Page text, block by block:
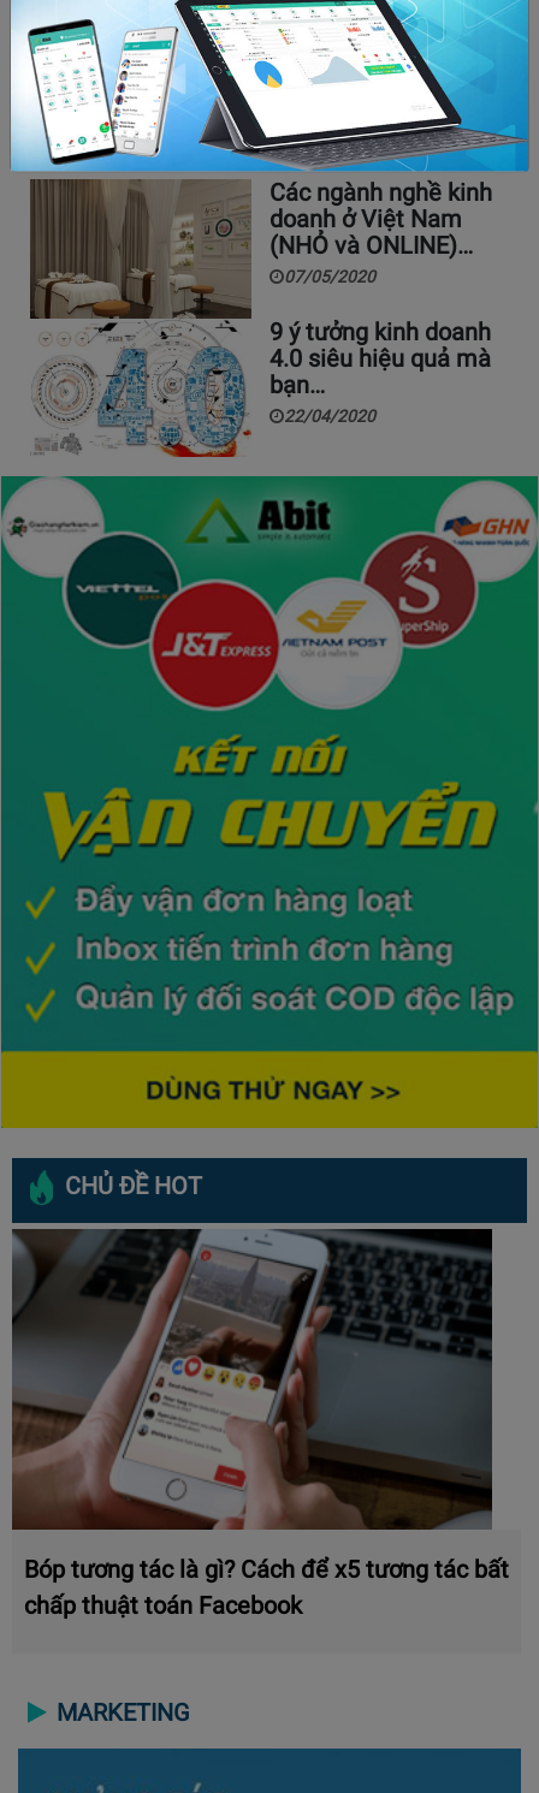
năm 2021
05/04/2021 9990
Mở cửa hàng sữa ở nông thôn là mô hình được đầu tư
nhiều nhất hiện nay. Với chi phí…
Các ngành nghề kinh
doanh ở Việt Nam
(NHỎ và ONLINE)…
07/05/2020
9 ý tưởng kinh doanh
4.0 siêu hiệu quả mà
bạn…
22/04/2020
CHỦ ĐỀ HOT
Bóp tương tác là gì? Cách để x5 tương tác bất
chấp thuật toán Facebook
MARKETING